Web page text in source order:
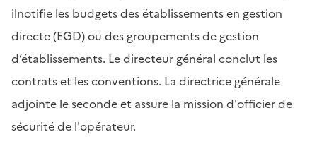
ilnotifie les budgets des établissements en gestion
directe (EGD) ou des groupements de gestion
d’établissements. Le directeur général conclut les
contrats et les conventions. La directrice générale
adjointe le seconde et assure la mission d'officier de
sécurité de l'opérateur.